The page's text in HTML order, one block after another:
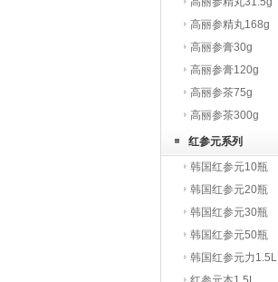
高丽参精丸168g
高丽参膏30g
高丽参膏120g
高丽参茶75g
高丽参茶300g
红参元系列
韩国红参元10瓶
韩国红参元20瓶
韩国红参元30瓶
韩国红参元50瓶
韩国红参元力1.5L